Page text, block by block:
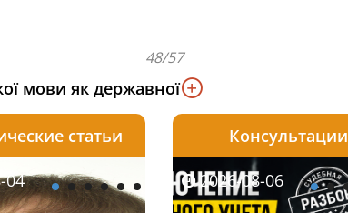
48/57
мови як державної
2026-08-06
статьи
04 2026-08-04
Консультации
08-05 2026-08-06
2026-07-30